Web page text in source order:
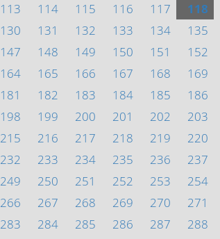
113 114 115 116 117 118
130 131 132 133 134 135
147 148 149 150 151 152
164 165 166 167 168 169
181 182 183 184 185 186
198 199 200 201 202 203
215 216 217 218 219 220
232 233 234 235 236 237
249 250 251 252 253 254
266 267 268 269 270 271
283 284 285 286 287 288